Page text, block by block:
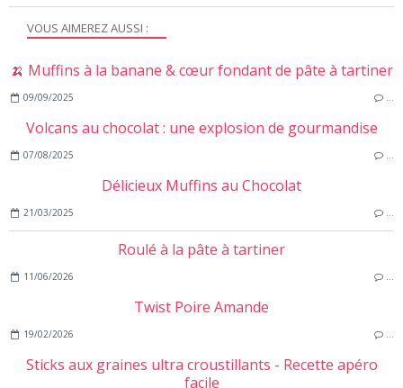
VOUS AIMEREZ AUSSI :
🍌 Muffins à la banane & cœur fondant de pâte à tartiner
09/09/2025 …
Volcans au chocolat : une explosion de gourmandise
07/08/2025 …
Délicieux Muffins au Chocolat
21/03/2025 …
Roulé à la pâte à tartiner
11/06/2026 …
Twist Poire Amande
19/02/2026 …
Sticks aux graines ultra croustillants - Recette apéro
facile